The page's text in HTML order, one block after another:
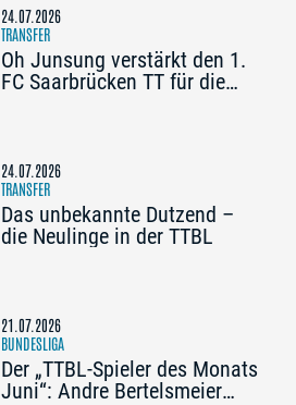
Königshofen): „Es kann viel
passieren“
24.07.2026
TRANSFER
Oh Junsung verstärkt den 1.
FC Saarbrücken TT für die
24.07.2026
TRANSFER
Das unbekannte Dutzend –
die Neulinge in der TTBL
21.07.2026
BUNDESLIGA
Der „TTBL-Spieler des Monats
Juni“: Andre Bertelsmeier